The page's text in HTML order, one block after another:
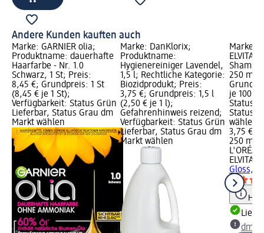
Andere Kunden kauften auch
Marke: GARNIER olia;
Produktname: dauerhafte
Haarfarbe - Nr. 1.0
Schwarz, 1 St; Preis:
8,45 €; Grundpreis: 1 St
(8,45 € je 1 St);
Verfügbarkeit: Status Grün
Lieferbar, Status Grau dm
Markt wählen
Marke: DanKlorix;
Produktname:
Hygienereiniger Lavendel,
1,5 l; Rechtliche Kategorie:
Biozidprodukt; Preis:
3,75 €; Grundpreis: 1,5 l
(2,50 € je 1 l);
Gefahrenhinweis reizend;
Verfügbarkeit: Status Grün
Lieferbar, Status Grau dm
Markt wählen
Marke:
250 ml;
je 100
Status
Status
wählen
3,75 €
250 ml
L'ORÉAL
ELVITAL
Gloss,
dm